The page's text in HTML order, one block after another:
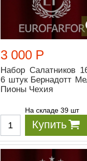
3 000 Р
Набор Салатников
6 штук Бернадотт
Пионы Чехия
На складе 39 шт
Купить